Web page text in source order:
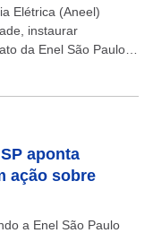
Elétrica (Aneel)
instaurar
da Enel São Paulo
aponta
ação sobre
a Enel São Paulo